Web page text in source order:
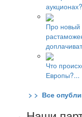
Про новый
Что
Европы?...
> > Все